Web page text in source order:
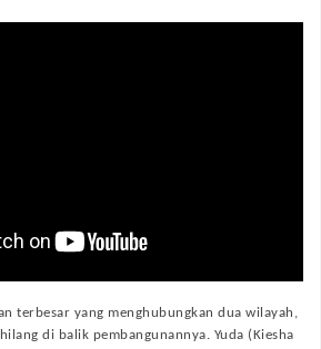
terbesar yang menghubungkan dua wilayah,
di balik pembangunannya. Yuda (Kiesha